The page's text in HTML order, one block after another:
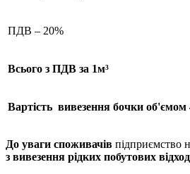
ПДВ – 20%
Всього з ПДВ за 1м³
Вартість вивезення бочки об'ємом
До уваги споживачів підприємство
з вивезення рідких побутових